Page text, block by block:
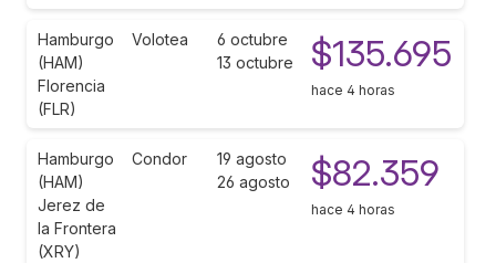
Hamburgo
(HAM)
Florencia
(FLR)
Volotea
6 octubre
13 octubre
$135.695
hace 4 horas
Hamburgo
(HAM)
Jerez de
la Frontera
(XRY)
Condor
19 agosto
26 agosto
$82.359
hace 4 horas